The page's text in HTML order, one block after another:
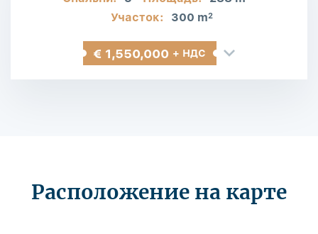
Участок: 300 m2
€ 1,550,000 + НДС
Расположение на карте